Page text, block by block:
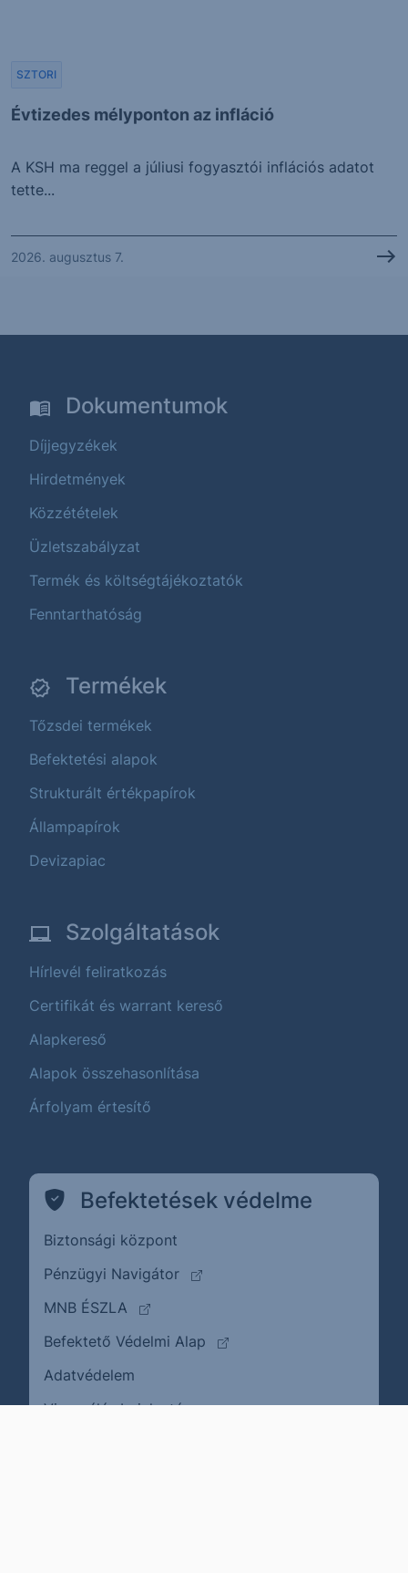
Évtizedes mélyponton az infláció
SZTORI
A KSH ma reggel a júliusi fogyasztói inflációs adatot
tette...
2026. augusztus 7.
Dokumentumok
Díjjegyzékek
Hirdetmények
Közzétételek
Üzletszabályzat
Termék és költségtájékoztatók
Fenntarthatóság
Termékek
Tőzsdei termékek
Befektetési alapok
Strukturált értékpapírok
Állampapírok
Devizapiac
Szolgáltatások
Hírlevél feliratkozás
Certifikát és warrant kereső
Alapkereső
Alapok összehasonlítása
Árfolyam értesítő
Befektetések védelme
Biztonsági központ
Pénzügyi Navigátor
(külső oldalra ugrik)
MNB ÉSZLA
(külső oldalra ugrik)
Befektető Védelmi Alap
(külső oldalra ugrik)
Adatvédelem
Visszaélés bejelentése(külső oldalra ugrik)